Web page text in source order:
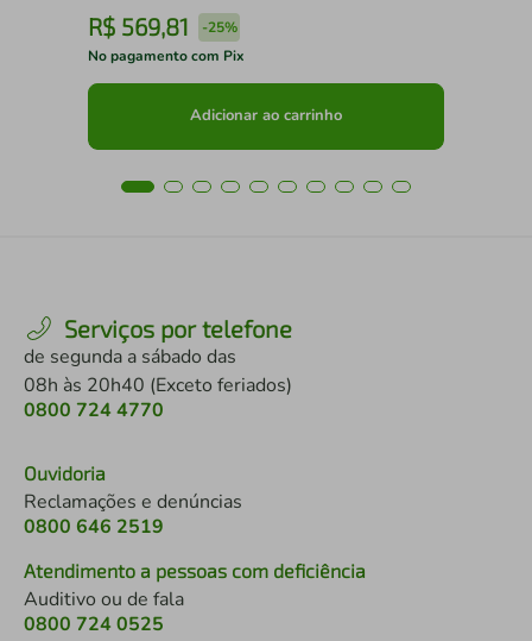
R$ 569,81 -25%
No pagamento com Pix
Adicionar ao carrinho
Serviços por telefone
de segunda a sábado das
08h às 20h40 (Exceto feriados)
0800 724 4770
Ouvidoria
Reclamações e denúncias
0800 646 2519
Atendimento a pessoas com deficiência
Auditivo ou de fala
0800 724 0525